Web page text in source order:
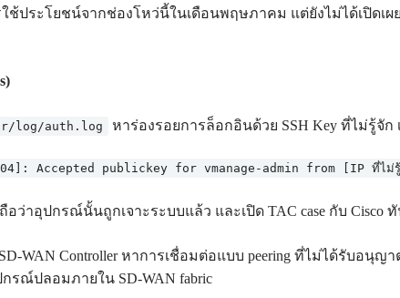
ช้ประโยชน์จากช่องโหว่นี้ในเดือนพฤษภาคม แต่ยังไม่ได้เปิดเผ
log/auth.log หาร่องรอยการล็อกอินด้วย SSH Key ที่ไม่รู้จัก
Accepted publickey for vmanage-admin from [IP ที่ไม่รู้
ว่าอุปกรณ์นั้นถูกเจาะระบบแล้ว และเปิด TAC case กับ Cisco
WAN Controller หาการเชื่อมต่อแบบ peering ที่ไม่ได้รับอนุญา
รณ์ปลอมภายใน SD-WAN fabric